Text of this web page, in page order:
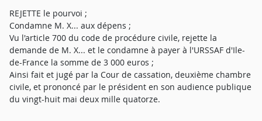
REJETTE le pourvoi ;
Condamne M. X... aux dépens ;
Vu l'article 700 du code de procédure civile, rejette la
demande de M. X... et le condamne à payer à l'URSSAF d'Ile-
de-France la somme de 3 000 euros ;
Ainsi fait et jugé par la Cour de cassation, deuxième chambre
civile, et prononcé par le président en son audience publique
du vingt-huit mai deux mille quatorze.